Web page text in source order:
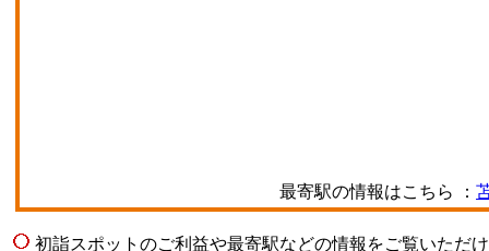
最寄駅の情報はこちら ：
初詣スポットのご利益や最寄駅などの情報をご覧いただ